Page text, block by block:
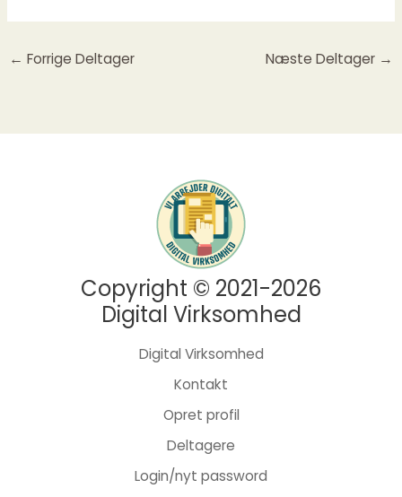
← Forrige Deltager Næste Deltager →
Copyright © 2021-2026
Digital Virksomhed
Digital Virksomhed
Kontakt
Opret profil
Deltagere
Login/nyt password